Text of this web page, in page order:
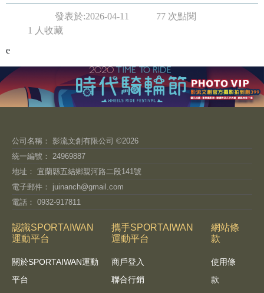
發表於:2026-04-11
77 次點閱
1 人收藏
e
公司名稱： 影流文創有限公司 ©2026
統一編號： 24969887
地址： 宜蘭縣五結鄉親河路二段141號
電子郵件： juinanch@gmail.com
電話： 0932-917811
認識SPORTAIWAN
運動平台
關於SPORTAIWAN運動
平台
攜手SPORTAIWAN
運動平台
商戶登入
聯合行銷
網站條
款
使用條
款